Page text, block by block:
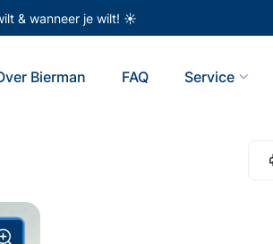
& wanneer je wilt! ☀️
Bierman FAQ Service